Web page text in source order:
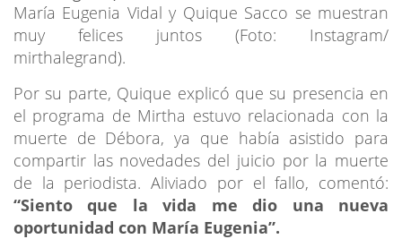
María Eugenia Vidal y Quique Sacco se muestran
muy felices juntos (Foto: Instagram/
mirthalegrand).
Por su parte, Quique explicó que su presencia en
el programa de Mirtha estuvo relacionada con la
muerte de Débora, ya que había asistido para
compartir las novedades del juicio por la muerte
de la periodista. Aliviado por el fallo, comentó:
“Siento que la vida me dio una nueva
oportunidad con María Eugenia”.